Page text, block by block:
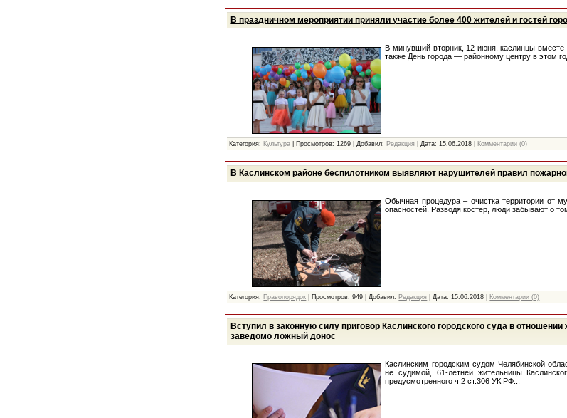
В праздничном мероприятии приняли участие более 400 жителей и гостей
В минувший вторник, 12 июня, каслинцы
также День города — районному центру в этом
Категория: Культура Просмотров: 1269 Добавил: Редакция Дата: 15.06.2018 Комментарии (0)
В Каслинском районе беспилотником выявляют нарушителей правил
Обычная процедура – очистка территории от
опасностей. Разводя костер, люди забывают о
Категория: Правопорядок Просмотров: 949 Добавил: Редакция Дата: 15.06.2018 Комментарии (0)
Вступил в законную силу приговор Каслинского городского суда в
заведомо ложный донос
Каслинским городским судом Челябинской
не судимой, 61-летней жительницы
предусмотренного ч.2 ст.306 УК РФ...